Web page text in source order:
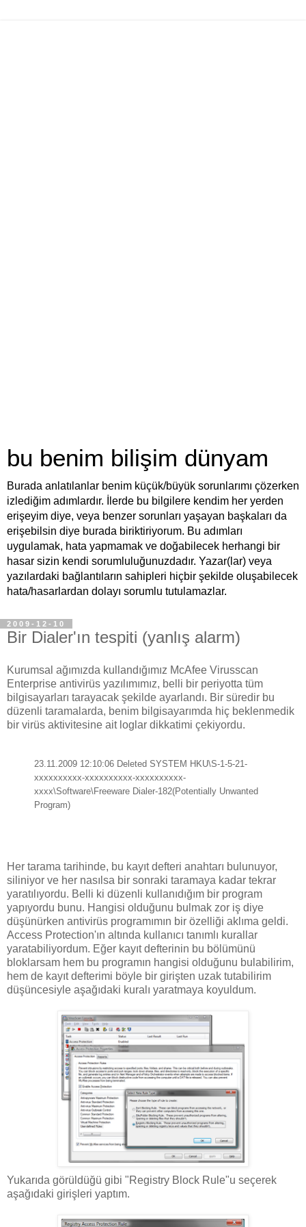
bu benim bilişim dünyam
Burada anlatılanlar benim küçük/büyük sorunlarımı çözerken
izlediğim adımlardır. İlerde bu bilgilere kendim her yerden
erişeyim diye, veya benzer sorunları yaşayan başkaları da
erişebilsin diye burada biriktiriyorum. Bu adımları
uygulamak, hata yapmamak ve doğabilecek herhangi bir
hasar sizin kendi sorumluluğunuzdadır. Yazar(lar) veya
yazılardaki bağlantıların sahipleri hiçbir şekilde oluşabilecek
hata/hasarlardan dolayı sorumlu tutulamazlar.
2009-12-10
Bir Dialer'ın tespiti (yanlış alarm)
Kurumsal ağımızda kullandığımız McAfee Virusscan
Enterprise antivirüs yazılımımız, belli bir periyotta tüm
bilgisayarları tarayacak şekilde ayarlandı. Bir süredir bu
düzenli taramalarda, benim bilgisayarımda hiç beklenmedik
bir virüs aktivitesine ait loglar dikkatimi çekiyordu.
23.11.2009 12:10:06 Deleted SYSTEM HKU\S-1-5-21-
xxxxxxxxxx-xxxxxxxxxx-xxxxxxxxxx-
xxxx\Software\Freeware Dialer-182(Potentially Unwanted
Program)
Her tarama tarihinde, bu kayıt defteri anahtarı bulunuyor,
siliniyor ve her nasılsa bir sonraki taramaya kadar tekrar
yaratılıyordu. Belli ki düzenli kullanıdığım bir program
yapıyordu bunu. Hangisi olduğunu bulmak zor iş diye
düşünürken antivirüs programımın bir özelliği aklıma geldi.
Access Protection'ın altında kullanıcı tanımlı kurallar
yaratabiliyordum. Eğer kayıt defterinin bu bölümünü
bloklarsam hem bu programın hangisi olduğunu bulabilirim,
hem de kayıt defterimi böyle bir girişten uzak tutabilirim
düşüncesiyle aşağıdaki kuralı yaratmaya koyuldum.
Yukarıda görüldüğü gibi "Registry Block Rule"u seçerek
aşağıdaki girişleri yaptım.